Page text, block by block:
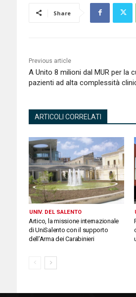
Share
Previous article
A Unito 8 milioni dal MUR per la
pazienti ad alta complessità
ARTICOLI CORRELATI
UNIV. DEL SALENTO
Artico, la missione internazionale
di UniSalento con il supporto
dell’Arma dei Carabinieri